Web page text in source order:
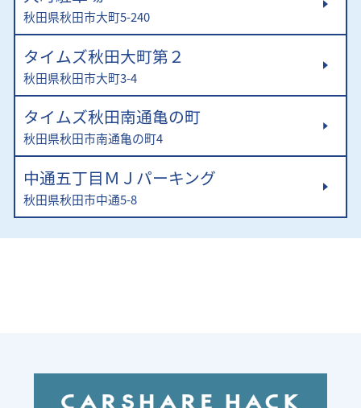
秋田県秋田市大町5-240
タイムズ秋田大町第２
秋田県秋田市大町3-4
タイムズ秋田南通亀の町
秋田県秋田市南通亀の町4
中通五丁目ＭＪパーキング
秋田県秋田市中通5-8